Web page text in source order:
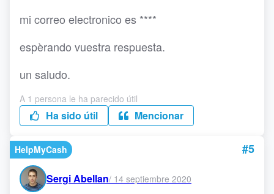
mi correo electronico es ****
espèrando vuestra respuesta.
un saludo.
A 1 persona le ha parecido útil
Ha sido útil Mencionar
HelpMyCash #5
Sergi Abellan/ 14 septiembre 2020